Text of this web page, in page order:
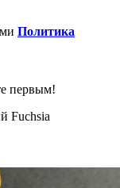
Политика
первым!
Fuchsia